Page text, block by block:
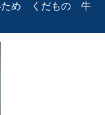
ため くだもの 牛